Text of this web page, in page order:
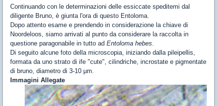
Continuando con le determinazioni delle essiccate speditemi dal
diligente Bruno, è giunta l'ora di questo Entoloma.
Dopo attento esame e prendendo in considerazione la chiave di
Noordeloos, siamo arrivati al punto da considerare la raccolta in
questione paragonabile in tutto ad Entoloma hebes.
Di seguito alcune foto della microscopia, iniziando dalla pileipellis,
formata da uno strato di ife "cute", cilindriche, incrostate e pigmentate
di bruno, diametro di 3-10 µm.
Immagini Allegate